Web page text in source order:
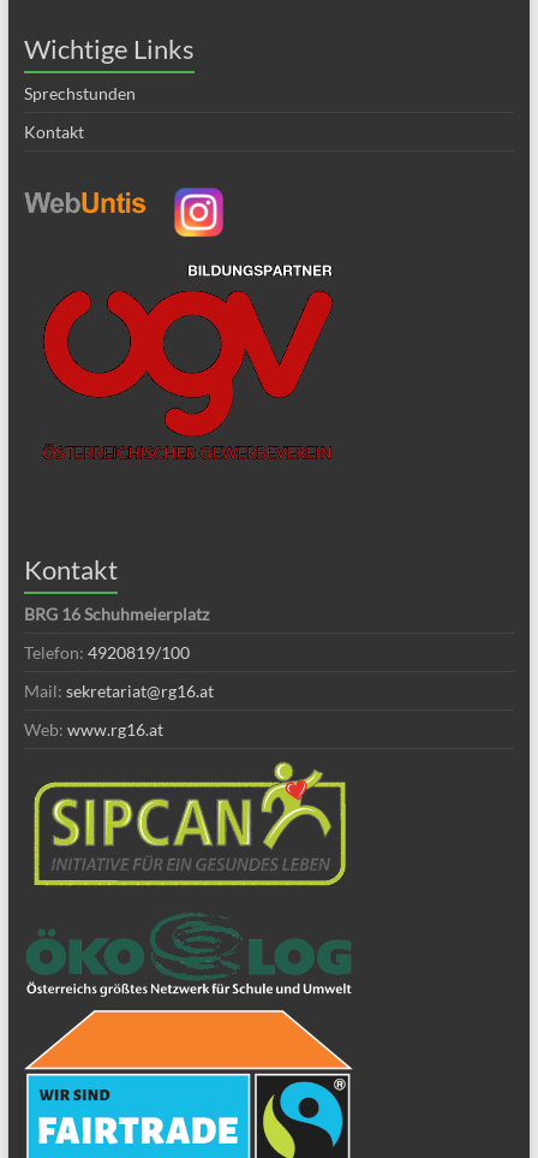
Wichtige Links
Sprechstunden
Kontakt
Kontakt
BRG 16 Schuhmeierplatz
Telefon: 4920819/100
Mail: sekretariat@rg16.at
Web: www.rg16.at